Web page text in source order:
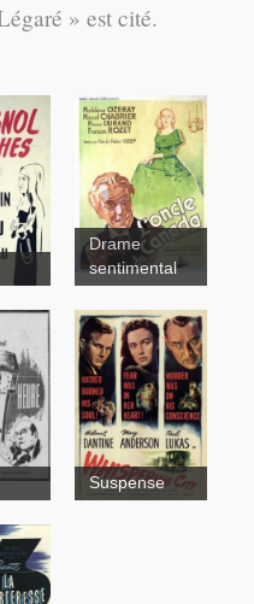
» est cité.
et
Le Père
Chopin
Honneurs
Drame
sentimental
Suspense